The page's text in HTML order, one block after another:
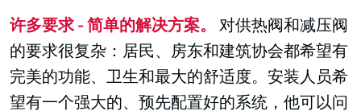
许多要求 - 简单的解决方案。 对供热阀和减压阀
的要求很复杂：居民、房东和建筑协会都希望有
完美的功能、卫生和最大的舒适度。安装人员希
望有一个强大的、预先配置好的系统，他可以问